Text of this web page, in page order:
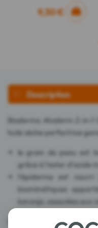
9,30 €
Description
Bioderma Atoderm 2-in-1
huile sèche perfectrice
le grain de peau est
grâce à l'ester d'acide
l'épiderme est
biomimétiques
karanja, associées aux
Il est absorbé